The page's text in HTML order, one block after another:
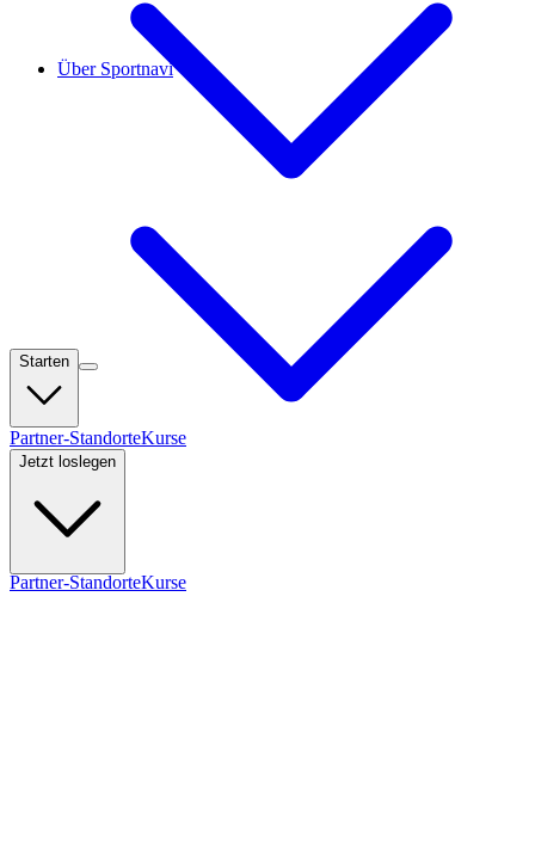
Starten
Partner-StandorteKurse
Jetzt loslegen
Über Sportnavi
Partner-StandorteKurse